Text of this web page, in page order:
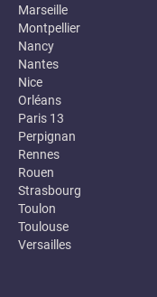
Marseille
Montpellier
Nancy
Nantes
Nice
Orléans
Paris 13
Perpignan
Rennes
Rouen
Strasbourg
Toulon
Toulouse
Versailles